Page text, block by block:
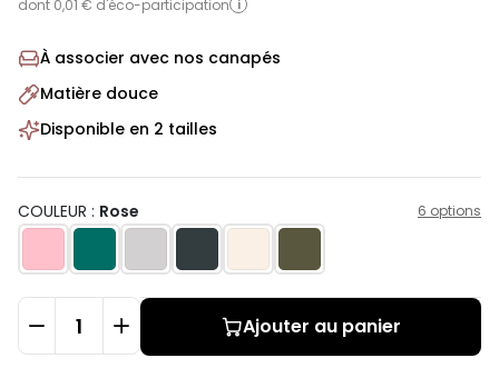
dont 0,01 € d'éco-participation i
À associer avec nos canapés
Matière douce
Disponible en 2 tailles
COULEUR : Rose 6 options
Ajouter au panier